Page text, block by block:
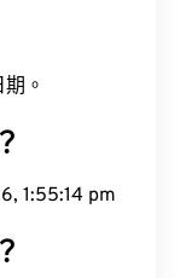
。
1:55:15 pm